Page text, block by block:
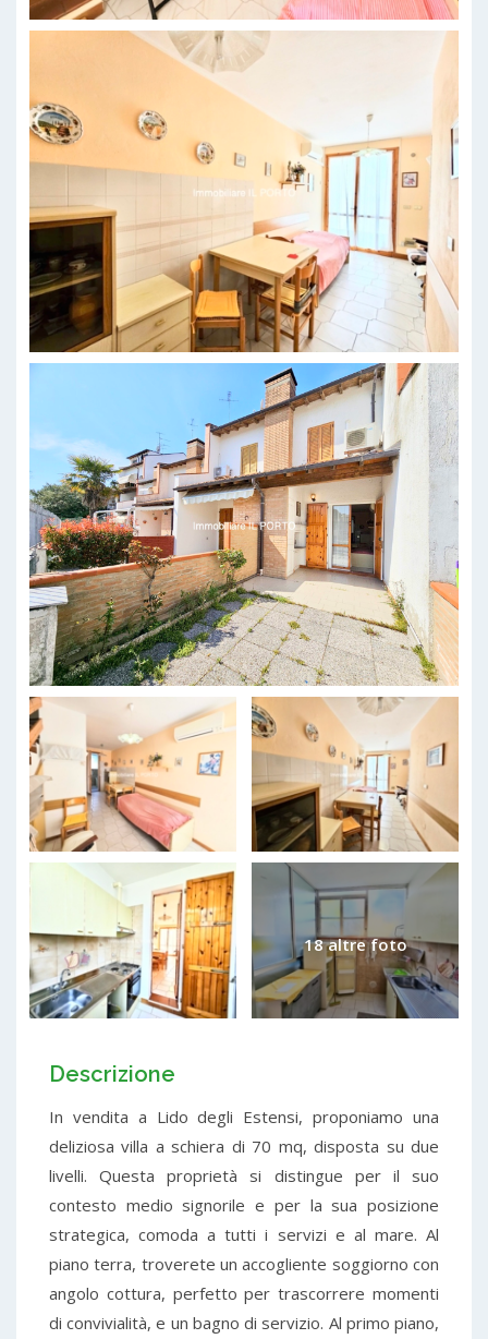
18 altre foto
Descrizione
In vendita a Lido degli Estensi, proponiamo una
deliziosa villa a schiera di 70 mq, disposta su due
livelli. Questa proprietà si distingue per il suo
contesto medio signorile e per la sua posizione
strategica, comoda a tutti i servizi e al mare. Al
piano terra, troverete un accogliente soggiorno con
angolo cottura, perfetto per trascorrere momenti
di convivialità, e un bagno di servizio. Al primo piano,